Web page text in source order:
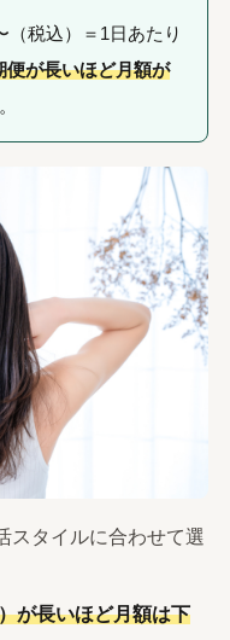
（税込）＝1日あたり
便が長いほど月額が
スタイルに合わせて選
が長いほど月額は下